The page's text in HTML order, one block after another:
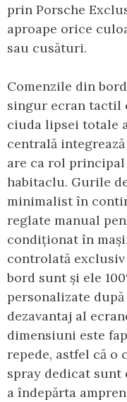
prin Porsche
aproape orice
sau cusături.
Comenzile din
singur ecran tactil
ciuda lipsei totale
centrală
are ca rol
habitaclu. Gurile
minimalist în
reglate manual
condiționat în
controlată
bord sunt și ele
personalizate
dezavantaj al
dimensiuni este
repede, astfel că o
spray dedicat sunt
a îndepărta